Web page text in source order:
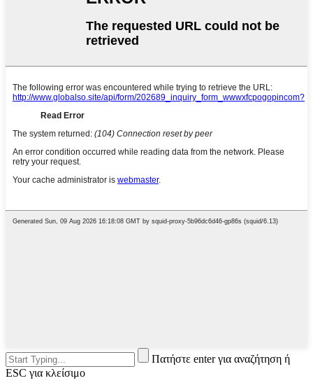
Πατήστε enter για αναζήτηση ή
ESC για κλείσιμο